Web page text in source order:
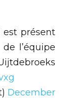
est présent
l’équipe
December